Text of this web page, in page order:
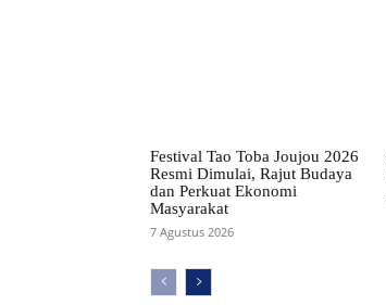
Festival Tao Toba Joujou 2026
Resmi Dimulai, Rajut Budaya
dan Perkuat Ekonomi
Masyarakat
7 Agustus 2026